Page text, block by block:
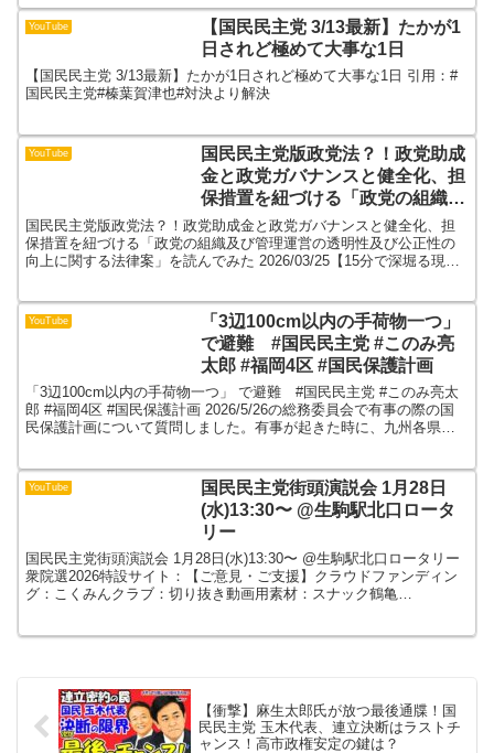
YouTube
【国民民主党 3/13最新】たかが1
日されど極めて大事な1日
【国民民主党 3/13最新】たかが1日されど極めて大事な1日 引用：#
国民民主党#榛葉賀津也#対決より解決
YouTube
国民民主党版政党法？！政党助成
金と政党ガバナンスと健全化、担
保措置を紐づける「政党の組織及
び管理運営の透明性及び公正性の
向上に関する法律案」を読んでみ
た 2026/03/25【15分で深堀る現
国民民主党版政党法？！政党助成金と政党ガバナンスと健全化、担
保措置を紐づける「政党の組織及び管理運営の透明性及び公正性の
向上に関する法律案」を読んでみた 2026/03/25【15分で深堀る現代
YouTube
「3辺100cm以内の手荷物一つ」
で避難 #国民民主党 #このみ亮
太郎 #福岡4区 #国民保護計画
「3辺100cm以内の手荷物一つ」 で避難 #国民民主党 #このみ亮太
郎 #福岡4区 #国民保護計画 2026/5/26の総務委員会で有事の際の国
民保護計画について質問しました。有事が起きた時に、九州各県で
YouTube
国民民主党街頭演説会 1月28日
(水)13:30〜 @生駒駅北口ロータ
リー
国民民主党街頭演説会 1月28日(水)13:30〜 @生駒駅北口ロータリー
衆院選2026特設サイト：【ご意見・ご支援】クラウドファンディン
グ：こくみんクラブ：切り抜き動画用素材：スナック鶴亀
【衝撃】麻生太郎氏が放つ最後通牒！国
民民主党 玉木代表、連立決断はラストチ
ャンス！高市政権安定の鍵は？